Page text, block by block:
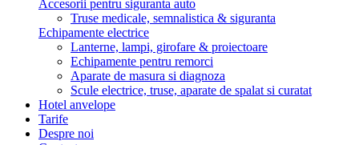
Accesorii pentru siguranta auto
Truse medicale, semnalistica & siguranta
Echipamente electrice
Lanterne, lampi, girofare & proiectoare
Echipamente pentru remorci
Aparate de masura si diagnoza
Scule electrice, truse, aparate de spalat si curatat
Hotel anvelope
Tarife
Despre noi